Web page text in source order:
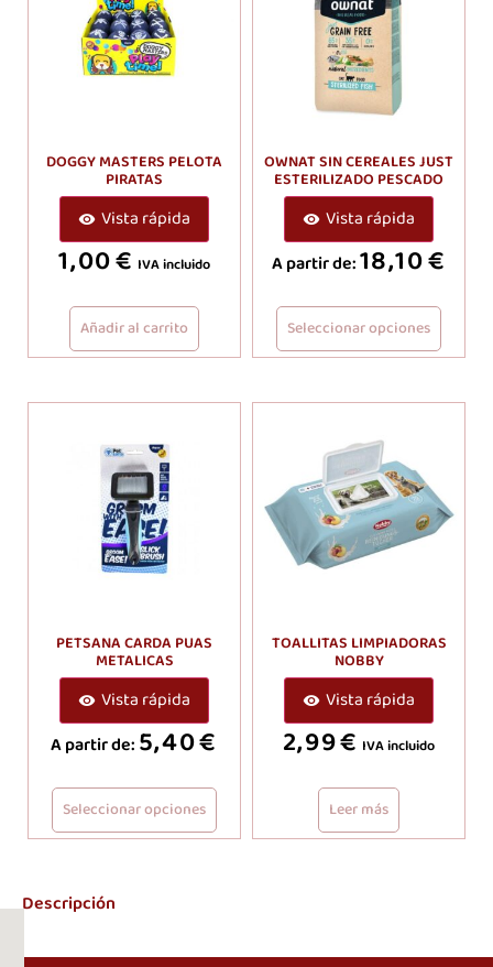
DOGGY MASTERS PELOTA
PIRATAS
Vista rápida
1,00€ IVA incluido
Añadir al carrito
OWNAT SIN CEREALES JUST
ESTERILIZADO PESCADO
Vista rápida
A partir de:18,10€
Seleccionar opciones
PETSANA CARDA PUAS
METALICAS
Vista rápida
A partir de: 5,40€
Seleccionar opciones
TOALLITAS LIMPIADORAS
NOBBY
Vista rápida
2,99€ IVA incluido
Leer más
Descripción